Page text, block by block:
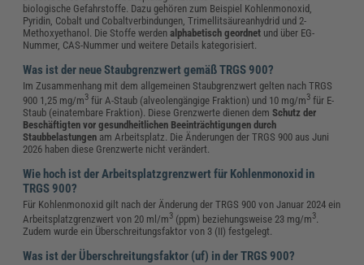
biologische Gefahrstoffe. Dazu gehören zum Beispiel Kohlenmonoxid,
Pyridin, Cobalt und Cobaltverbindungen, Trimellitsäureanhydrid und 2-
Methoxyethanol. Die Stoffe werdenalphabetisch geordnet und über EG-
Nummer, CAS-Nummer und weitere Details kategorisiert.
Was ist der neue Staubgrenzwert gemäß TRGS 900?
Im Zusammenhang mit dem allgemeinen Staubgrenzwert gelten nach TRGS
900 1,25 mg/m3 für A-Staub (alveolengängige Fraktion) und 10 mg/m3 für E-
Staub (einatembare Fraktion). Diese Grenzwerte dienen demSchutz der
Beschäftigten vor gesundheitlichen Beeinträchtigungen durch
Staubbelastungen am Arbeitsplatz. Die Änderungen der TRGS 900 aus Juni
2026 haben diese Grenzwerte nicht verändert.
Wie hoch ist der Arbeitsplatzgrenzwert für Kohlenmonoxid in
TRGS 900?
Für Kohlenmonoxid gilt nach der Änderung der TRGS 900 von Januar 2024 ein
Arbeitsplatzgrenzwert von 20 ml/m3 (ppm) beziehungsweise 23 mg/m3.
Zudem wurde ein Überschreitungsfaktor von 3 (II) festgelegt.
Was ist der Überschreitungsfaktor (uf) in der TRGS 900?